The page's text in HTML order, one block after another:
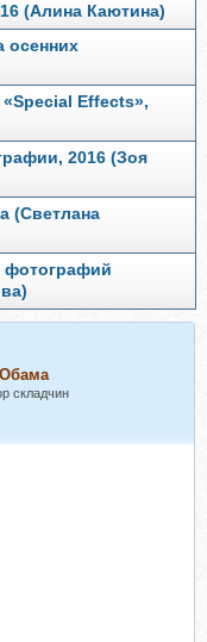
(Алина Каютина)
осенних
Effects»,
2016 (Зоя
(Светлана
фотографий
складчин